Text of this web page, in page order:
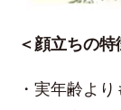
＜顔立ちの特
・実年齢よ